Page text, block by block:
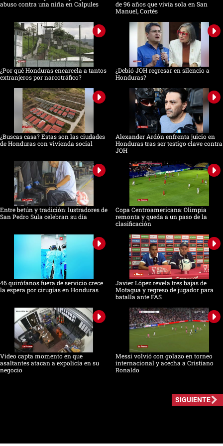
abuso contra una niña en Calpules
de 96 años que vivía sola en San
Manuel, Cortés
¿Por qué Honduras encarcela a tantos
extranjeros por narcotráfico?
¿Debió JOH regresar en silencio a
Honduras?
¿Buscas casa? Estas son las ciudades
de Honduras con vivienda social
Alexander Ardón enfrenta juicio en
Honduras tras ser testigo clave contra
JOH
Entre betún y tradición: lustradores de
San Pedro Sula celebran su día
Copa Centroamericana: Olimpia
remonta y queda a un paso de la
clasificación
46 quirófanos fuera de servicio crece
la espera por cirugías en Honduras
Javier López revela tres bajas de
Motagua y regreso de jugador para
batalla ante FAS
Video capta momento en que
asaltantes atacan a expolicía en su
negocio
Messi volvió con golazo en torneo
internacional y acecha a Cristiano
Ronaldo
SIGUIENTE